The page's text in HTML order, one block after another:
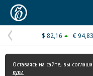
Предыдущая
страница
$ 82,16 € 94,83
Оставаясь на сайте, вы
куки